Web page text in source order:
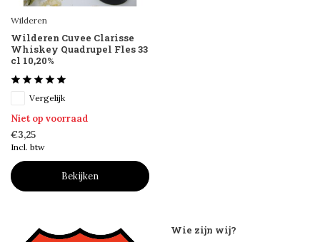
Wilderen
Wilderen Cuvee Clarisse
Whiskey Quadrupel Fles 33
cl 10,20%
Vergelijk
Niet op voorraad
€3,25
Incl. btw
Bekijken
Wie zijn wij?